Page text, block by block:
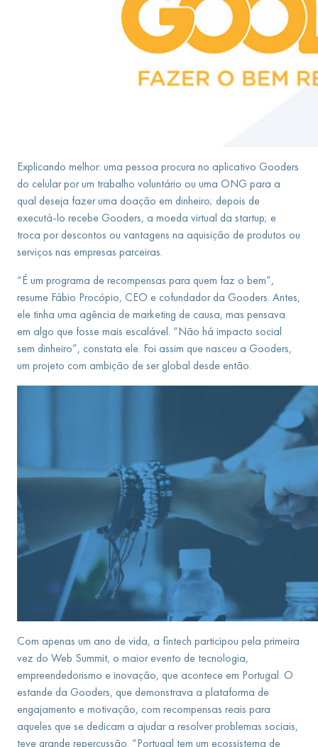
Explicando melhor: uma pessoa procura no aplicativo Gooders
do celular por um trabalho voluntário ou uma ONG para a
qual deseja fazer uma doação em dinheiro; depois de
executá-lo recebe Gooders, a moeda virtual da startup; e
troca por descontos ou vantagens na aquisição de produtos ou
serviços nas empresas parceiras.
“É um programa de recompensas para quem faz o bem”,
resume Fábio Procópio, CEO e cofundador da Gooders. Antes,
ele tinha uma agência de marketing de causa, mas pensava
em algo que fosse mais escalável. “Não há impacto social
sem dinheiro”, constata ele. Foi assim que nasceu a Gooders,
um projeto com ambição de ser global desde então.
Com apenas um ano de vida, a fintech participou pela primeira
vez do Web Summit, o maior evento de tecnologia,
empreendedorismo e inovação, que acontece em Portugal. O
estande da Gooders, que demonstrava a plataforma de
engajamento e motivação, com recompensas reais para
aqueles que se dedicam a ajudar a resolver problemas sociais,
teve grande repercussão. “Portugal tem um ecossistema de